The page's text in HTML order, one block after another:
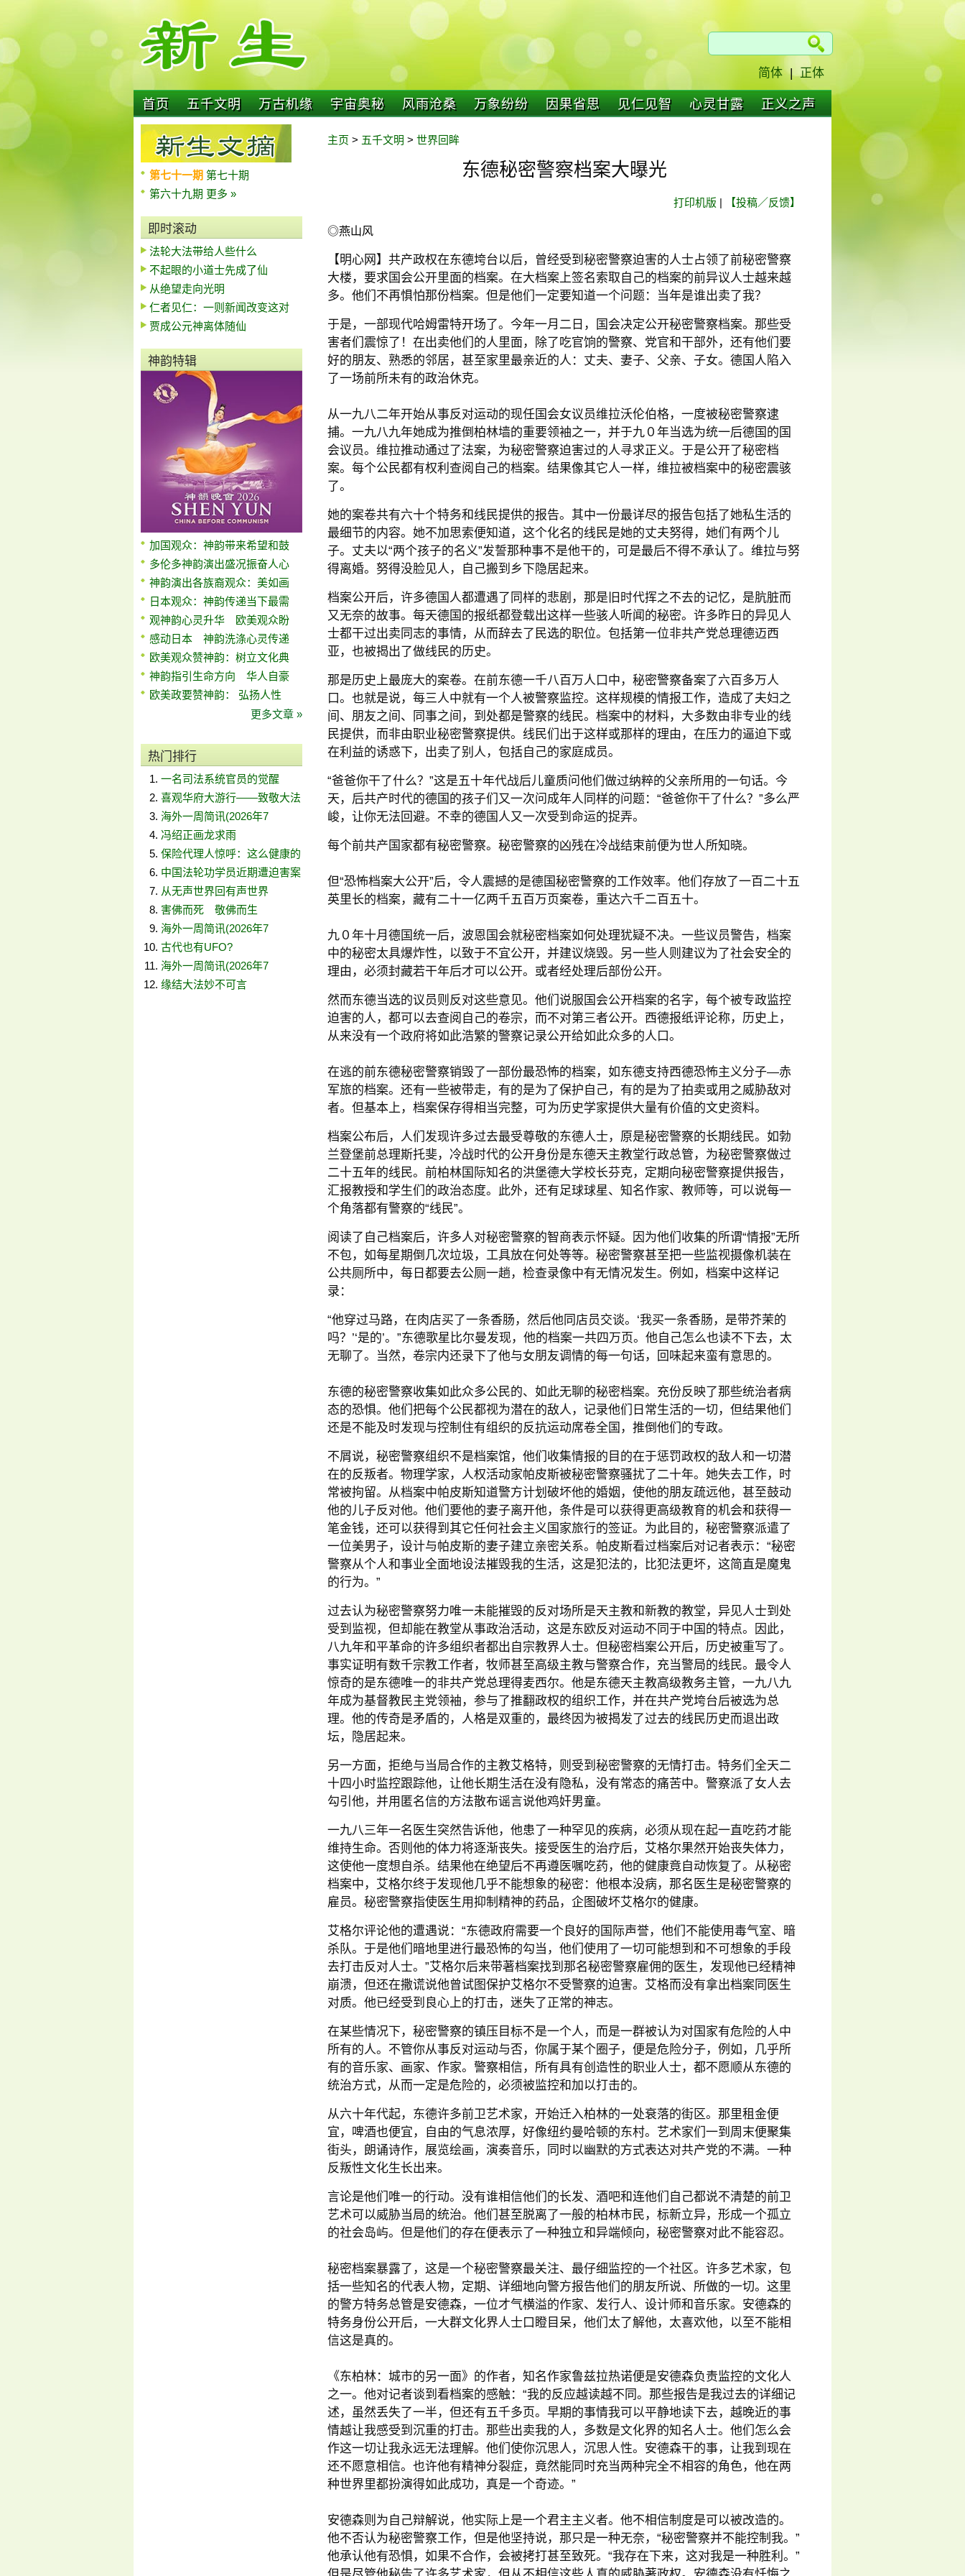
简体 | 正体
首页 五千文明 万古机缘 宇宙奥秘 风雨沧桑 万象纷纷 因果省思 见仁见智 心灵甘露 正义之声
第七十一期 第七十期
第六十九期 更多 »
即时滚动
法轮大法带给人些什么
不起眼的小道士先成了仙
从绝望走向光明
仁者见仁：一则新闻改变这对
贾成公元神离体随仙
神韵特辑
加国观众：神韵带来希望和鼓
多伦多神韵演出盛况振奋人心
神韵演出各族裔观众：美如画
日本观众：神韵传递当下最需
观神韵心灵升华 欧美观众盼
感动日本 神韵洗涤心灵传递
欧美观众赞神韵：树立文化典
神韵指引生命方向 华人自豪
欧美政要赞神韵： 弘扬人性
更多文章 »
热门排行
一名司法系统官员的觉醒
喜观华府大游行——致敬大法
海外一周简讯(2026年7
冯绍正画龙求雨
保险代理人惊呼：这么健康的
中国法轮功学员近期遭迫害案
从无声世界回有声世界
害佛而死 敬佛而生
海外一周简讯(2026年7
古代也有UFO?
海外一周简讯(2026年7
缘结大法妙不可言
主页 > 五千文明 > 世界回眸
东德秘密警察档案大曝光
打印机版 | 【投稿／反馈】
◎燕山风
【明心网】共产政权在东德垮台以后，曾经受到秘密警察迫害的人士占领了前秘密警察
大楼，要求国会公开里面的档案。在大档案上签名索取自己的档案的前异议人士越来越
多。他们不再惧怕那份档案。但是他们一定要知道一个问题：当年是谁出卖了我？
于是，一部现代哈姆雷特开场了。今年一月二日，国会决定公开秘密警察档案。那些受
害者们震惊了！在出卖他们的人里面，除了吃官饷的警察、党官和干部外，还有他们要
好的朋友、熟悉的邻居，甚至家里最亲近的人：丈夫、妻子、父亲、子女。德国人陷入
了一场前所未有的政治休克。
从一九八二年开始从事反对运动的现任国会女议员维拉沃伦伯格，一度被秘密警察逮
捕。一九八九年她成为推倒柏林墙的重要领袖之一，并于九０年当选为统一后德国的国
会议员。维拉推动通过了法案，为秘密警察迫害过的人寻求正义。于是公开了秘密档
案。每个公民都有权利查阅自己的档案。结果像其它人一样，维拉被档案中的秘密震骇
了。
她的案卷共有六十个特务和线民提供的报告。其中一份最详尽的报告包括了她私生活的
最细节的内容。她不加思索便知道，这个化名的线民是她的丈夫努得，她们有两个儿
子。丈夫以“两个孩子的名义”发誓那种事不是他干的，可是最后不得不承认了。维拉与努
得离婚。努得没脸见人，自己搬到乡下隐居起来。
档案公开后，许多德国人都遭遇了同样的悲剧，那是旧时代挥之不去的记忆，是肮脏而
又无奈的故事。每天德国的报纸都登载出这样一些骇人听闻的秘密。许多昨日的异见人
士都干过出卖同志的事情，从而辞去了民选的职位。包括第一位非共产党总理德迈西
亚，也被揭出了做线民的历史。
那是历史上最庞大的案卷。在前东德一千八百万人口中，秘密警察备案了六百多万人
口。也就是说，每三人中就有一个人被警察监控。这样规模的情报工作，造成了夫妇之
间、朋友之间、同事之间，到处都是警察的线民。档案中的材料，大多数由非专业的线
民提供，而非由职业秘密警察提供。线民们出于这样或那样的理由，在压力的逼迫下或
在利益的诱惑下，出卖了别人，包括自己的家庭成员。
“爸爸你干了什么？”这是五十年代战后儿童质问他们做过纳粹的父亲所用的一句话。今
天，后共产时代的德国的孩子们又一次问成年人同样的问题：“爸爸你干了什么？”多么严
峻，让你无法回避。不幸的德国人又一次受到命运的捉弄。
每个前共产国家都有秘密警察。秘密警察的凶残在冷战结束前便为世人所知晓。
但“恐怖档案大公开”后，令人震撼的是德国秘密警察的工作效率。他们存放了一百二十五
英里长的档案，藏有二十一亿两千五百万页案卷，重达六千二百五十。
九０年十月德国统一后，波恩国会就秘密档案如何处理犹疑不决。一些议员警告，档案
中的秘密太具爆炸性，以致于不宜公开，并建议烧毁。另一些人则建议为了社会安全的
理由，必须封藏若干年后才可以公开。或者经处理后部份公开。
然而东德当选的议员则反对这些意见。他们说服国会公开档案的名字，每个被专政监控
迫害的人，都可以去查阅自己的卷宗，而不对第三者公开。西德报纸评论称，历史上，
从来没有一个政府将如此浩繁的警察记录公开给如此众多的人口。
在逃的前东德秘密警察销毁了一部份最恐怖的档案，如东德支持西德恐怖主义分子—赤
军旅的档案。还有一些被带走，有的是为了保护自己，有的是为了拍卖或用之威胁敌对
者。但基本上，档案保存得相当完整，可为历史学家提供大量有价值的文史资料。
档案公布后，人们发现许多过去最受尊敬的东德人士，原是秘密警察的长期线民。如勃
兰登堡前总理斯托斐，冷战时代的公开身份是东德天主教堂行政总管，为秘密警察做过
二十五年的线民。前柏林国际知名的洪堡德大学校长芬克，定期向秘密警察提供报告，
汇报教授和学生们的政治态度。此外，还有足球球星、知名作家、教师等，可以说每一
个角落都有警察的“线民”。
阅读了自己档案后，许多人对秘密警察的智商表示怀疑。因为他们收集的所谓“情报”无所
不包，如每星期倒几次垃圾，工具放在何处等等。秘密警察甚至把一些监视摄像机装在
公共厕所中，每日都要去公厕一趟，检查录像中有无情况发生。例如，档案中这样记
录：
“他穿过马路，在肉店买了一条香肠，然后他同店员交谈。‘我买一条香肠，是带芥茉的
吗？’‘是的’。”东德歌星比尔曼发现，他的档案一共四万页。他自己怎么也读不下去，太
无聊了。当然，卷宗内还录下了他与女朋友调情的每一句话，回味起来蛮有意思的。
东德的秘密警察收集如此众多公民的、如此无聊的秘密档案。充份反映了那些统治者病
态的恐惧。他们把每个公民都视为潜在的敌人，记录他们日常生活的一切，但结果他们
还是不能及时发现与控制住有组织的反抗运动席卷全国，推倒他们的专政。
不屑说，秘密警察组织不是档案馆，他们收集情报的目的在于惩罚政权的敌人和一切潜
在的反叛者。物理学家，人权活动家帕皮斯被秘密警察骚扰了二十年。她失去工作，时
常被拘留。从档案中帕皮斯知道警方计划破坏他的婚姻，使他的朋友疏远他，甚至鼓动
他的儿子反对他。他们要他的妻子离开他，条件是可以获得更高级教育的机会和获得一
笔金钱，还可以获得到其它任何社会主义国家旅行的签证。为此目的，秘密警察派遣了
一位美男子，设计与帕皮斯的妻子建立亲密关系。帕皮斯看过档案后对记者表示：“秘密
警察从个人和事业全面地设法摧毁我的生活，这是犯法的，比犯法更坏，这简直是魔鬼
的行为。”
过去认为秘密警察努力唯一未能摧毁的反对场所是天主教和新教的教堂，异见人士到处
受到监视，但却能在教堂从事政治活动，这是东欧反对运动不同于中国的特点。因此，
八九年和平革命的许多组织者都出自宗教界人士。但秘密档案公开后，历史被重写了。
事实证明有数千宗教工作者，牧师甚至高级主教与警察合作，充当警局的线民。最令人
惊奇的是东德唯一的非共产党总理得麦西尔。他是东德天主教高级教务主管，一九八九
年成为基督教民主党领袖，参与了推翻政权的组织工作，并在共产党垮台后被选为总
理。他的传奇是矛盾的，人格是双重的，最终因为被揭发了过去的线民历史而退出政
坛，隐居起来。
另一方面，拒绝与当局合作的主教艾格特，则受到秘密警察的无情打击。特务们全天二
十四小时监控跟踪他，让他长期生活在没有隐私，没有常态的痛苦中。警察派了女人去
勾引他，并用匿名信的方法散布谣言说他鸡奸男童。
一九八三年一名医生突然告诉他，他患了一种罕见的疾病，必须从现在起一直吃药才能
维持生命。否则他的体力将逐渐丧失。接受医生的治疗后，艾格尔果然开始丧失体力，
这使他一度想自杀。结果他在绝望后不再遵医嘱吃药，他的健康竟自动恢复了。从秘密
档案中，艾格尔终于发现他几乎不能想象的秘密：他根本没病，那名医生是秘密警察的
雇员。秘密警察指使医生用抑制精神的药品，企图破坏艾格尔的健康。
艾格尔评论他的遭遇说：“东德政府需要一个良好的国际声誉，他们不能使用毒气室、暗
杀队。于是他们暗地里进行最恐怖的勾当，他们使用了一切可能想到和不可想象的手段
去打击反对人士。”艾格尔后来带著档案找到那名秘密警察雇佣的医生，发现他已经精神
崩溃，但还在撒谎说他曾试图保护艾格尔不受警察的迫害。艾格而没有拿出档案同医生
对质。他已经受到良心上的打击，迷失了正常的神志。
在某些情况下，秘密警察的镇压目标不是一个人，而是一群被认为对国家有危险的人中
所有的人。不管你从事反对运动与否，你属于某个圈子，便是危险分子，例如，几乎所
有的音乐家、画家、作家。警察相信，所有具有创造性的职业人士，都不愿顺从东德的
统治方式，从而一定是危险的，必须被监控和加以打击的。
从六十年代起，东德许多前卫艺术家，开始迁入柏林的一处衰落的街区。那里租金便
宜，啤酒也便宜，自由的气息浓厚，好像纽约曼哈顿的东村。艺术家们一到周末便聚集
街头，朗诵诗作，展览绘画，演奏音乐，同时以幽默的方式表达对共产党的不满。一种
反叛性文化生长出来。
言论是他们唯一的行动。没有谁相信他们的长发、酒吧和连他们自己都说不清楚的前卫
艺术可以威胁当局的统治。他们甚至脱离了一般的柏林市民，标新立异，形成一个孤立
的社会岛屿。但是他们的存在便表示了一种独立和异端倾向，秘密警察对此不能容忍。
秘密档案暴露了，这是一个秘密警察最关注、最仔细监控的一个社区。许多艺术家，包
括一些知名的代表人物，定期、详细地向警方报告他们的朋友所说、所做的一切。这里
的警方特务总管是安德森，一位才气横溢的作家、发行人、设计师和音乐家。安德森的
特务身份公开后，一大群文化界人士口瞪目呆，他们太了解他，太喜欢他，以至不能相
信这是真的。
《东柏林：城市的另一面》的作者，知名作家鲁兹拉热诺便是安德森负责监控的文化人
之一。他对记者谈到看档案的感触：“我的反应越读越不同。那些报告是我过去的详细记
述，虽然丢失了一半，但还有五千多页。早期的事情我可以平静地读下去，越晚近的事
情越让我感受到沉重的打击。那些出卖我的人，多数是文化界的知名人士。他们怎么会
作这一切让我永远无法理解。他们使你沉思人，沉思人性。安德森干的事，让我到现在
还不愿意相信。也许他有精神分裂症，竟然能同时充当两种完全不相容的角色，他在两
种世界里都扮演得如此成功，真是一个奇迹。”
安德森则为自己辩解说，他实际上是一个君主主义者。他不相信制度是可以被改造的。
他不否认为秘密警察工作，但是他坚持说，那只是一种无奈，“秘密警察并不能控制我。”
他承认他有恐惧，如果不合作，会被拷打甚至致死。“我存在下来，这对我是一种胜利。”